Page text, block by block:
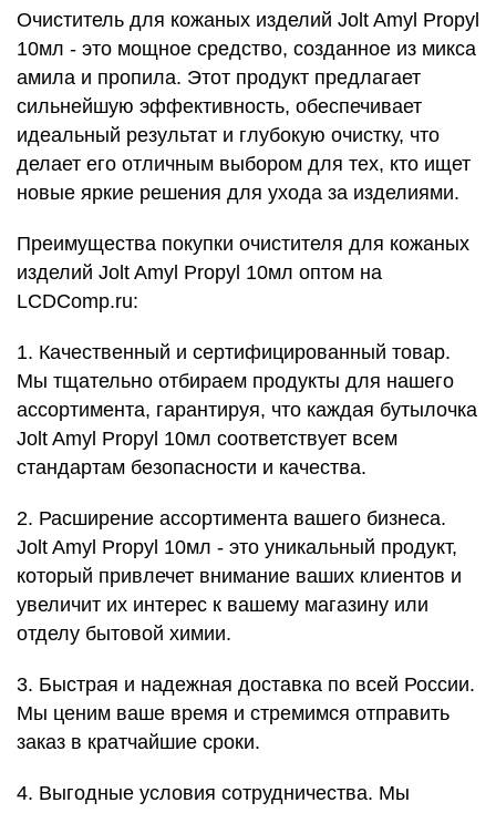
Очиститель для кожаных изделий Jolt Amyl Propyl
10мл - это мощное средство, созданное из микса
амила и пропила. Этот продукт предлагает
сильнейшую эффективность, обеспечивает
идеальный результат и глубокую очистку, что
делает его отличным выбором для тех, кто ищет
новые яркие решения для ухода за изделиями.
Преимущества покупки очистителя для кожаных
изделий Jolt Amyl Propyl 10мл оптом на
LCDComp.ru:
1. Качественный и сертифицированный товар.
Мы тщательно отбираем продукты для нашего
ассортимента, гарантируя, что каждая бутылочка
Jolt Amyl Propyl 10мл соответствует всем
стандартам безопасности и качества.
2. Расширение ассортимента вашего бизнеса.
Jolt Amyl Propyl 10мл - это уникальный продукт,
который привлечет внимание ваших клиентов и
увеличит их интерес к вашему магазину или
отделу бытовой химии.
3. Быстрая и надежная доставка по всей России.
Мы ценим ваше время и стремимся отправить
заказ в кратчайшие сроки.
4. Выгодные условия сотрудничества. Мы